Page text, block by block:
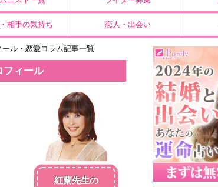
相手の気持ち 恋人・出会い
ル・恋愛コラム記事一覧
フィール
紅蘭先生の